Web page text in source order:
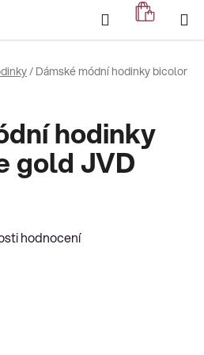
Hledat
KOŠÍK
/ Dámské módní hodinky bicolor
hodinky
gold JVD
hodnocení